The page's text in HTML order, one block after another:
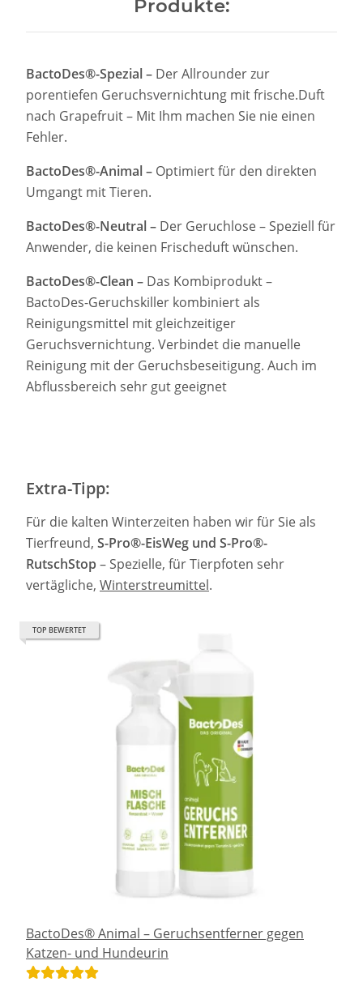
Produkte:
BactoDes®-Spezial – Der Allrounder zur
porentiefen Geruchsvernichtung mit frische.Duft
nach Grapefruit – Mit Ihm machen Sie nie einen
Fehler.
BactoDes®-Animal – Optimiert für den direkten
Umgangt mit Tieren.
BactoDes®-Neutral – Der Geruchlose – Speziell für
Anwender, die keinen Frischeduft wünschen.
BactoDes®-Clean – Das Kombiprodukt –
BactoDes-Geruchskiller kombiniert als
Reinigungsmittel mit gleichzeitiger
Geruchsvernichtung. Verbindet die manuelle
Reinigung mit der Geruchsbeseitigung. Auch im
Abflussbereich sehr gut geeignet
Extra-Tipp:
Für die kalten Winterzeiten haben wir für Sie als
Tierfreund, S-Pro®-EisWeg und S-Pro®-
RutschStop – Spezielle, für Tierpfoten sehr
vertägliche, Winterstreumittel.
TOP BEWERTET
BactoDes® Animal – Geruchsentferner gegen
Katzen- und Hundeurin